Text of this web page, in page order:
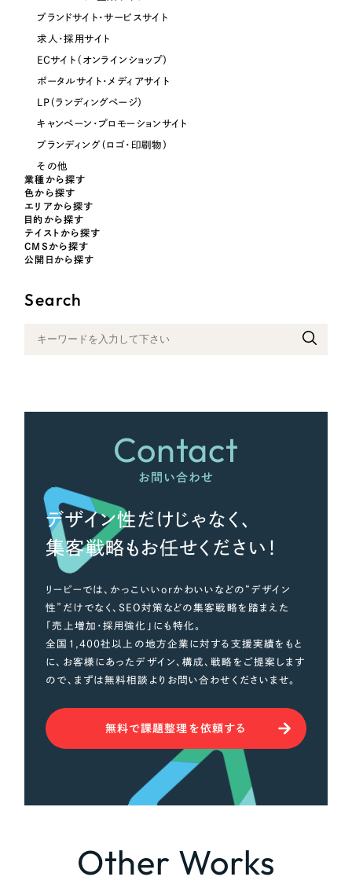
さらに条件を追加する
ブランドサイト・サービスサイト
求人・採用サイト
ECサイト（オンラインショップ）
ポータルサイト・メディアサイト
LP（ランディングページ）
キャンペーン・プロモーションサイト
ブランディング（ロゴ・印刷物）
その他
業種から探す
色から探す
エリアから探す
目的から探す
テイストから探す
CMSから探す
公開日から探す
Search
Contact
お問い合わせ
デザイン性だけじゃなく、
集客戦略もお任せください！
リーピーでは、かっこいいorかわいいなどの“デザイン
性”だけでなく、SEO対策などの集客戦略を踏まえた
「売上増加・採用強化」にも特化。
全国1,400社以上の地方企業に対する支援実績をもと
に、お客様にあったデザイン、構成、戦略をご提案します
ので、まずは無料相談よりお問い合わせくださいませ。
無料で課題整理を依頼する
Other Works